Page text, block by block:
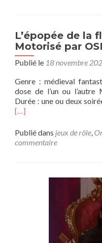
L’épopée de la
Motorisé par
Publié le 18 novembre
Genre : médieval
dose de l’un ou
Durée : une ou deux
[…]
Publié dans jeux de rôle,
commentaire